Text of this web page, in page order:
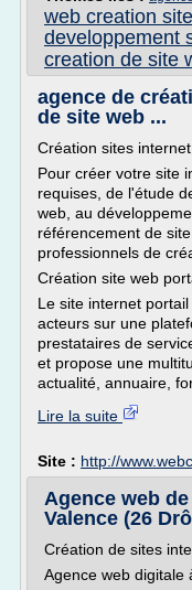
web creation
developpement
creation de site
agence de
de site web ...
Création sites
Pour créer votre site
requises, de l'étude
web, au
référencement de
professionnels de
Création site web
Le site internet
acteurs sur une
prestataires de
et propose une
actualité, annuaire,
Lire la suite
Site : http://
Agence web
Valence (26
Création de sites
Agence web digitale